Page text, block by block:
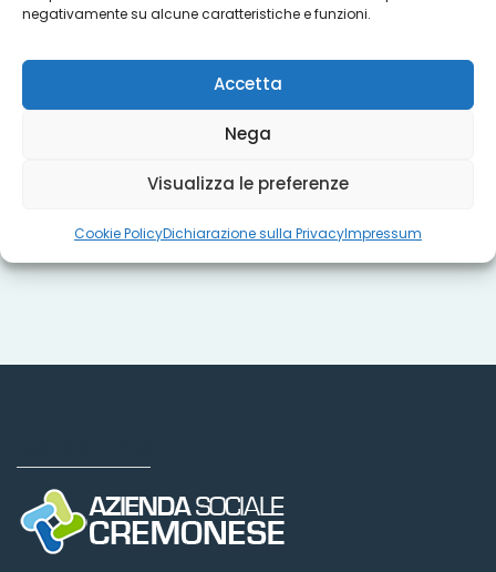
negativamente su alcune caratteristiche e funzioni.
Accetta
Nega
Visualizza le preferenze
Cookie PolicyDichiarazione sulla PrivacyImpressum
Progetti
Titoli sociali
Misure regionali